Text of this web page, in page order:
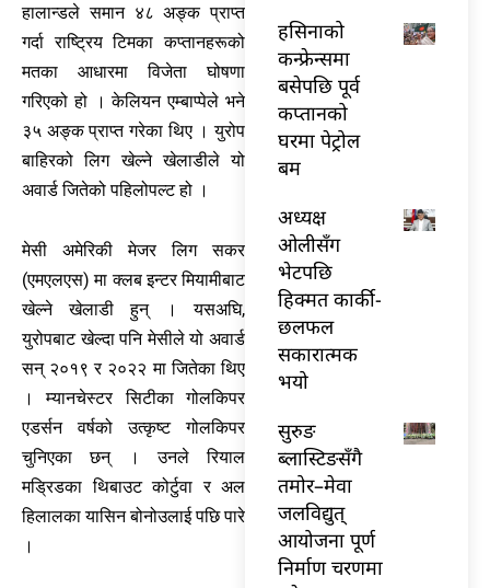
हालान्डले समान ४८ अङ्क प्राप्त
गर्दा राष्ट्रिय टिमका कप्तानहरूको
मतका आधारमा विजेता घोषणा
गरिएको हो । केलियन एम्बाप्पेले भने
३५ अङ्क प्राप्त गरेका थिए । युरोप
बाहिरको लिग खेल्ने खेलाडीले यो
अवार्ड जितेको पहिलोपल्ट हो ।
मेसी अमेरिकी मेजर लिग सकर
(एमएलएस) मा क्लब इन्टर मियामीबाट
खेल्ने खेलाडी हुन् । यसअघि,
युरोपबाट खेल्दा पनि मेसीले यो अवार्ड
सन् २०१९ र २०२२ मा जितेका थिए
। म्यानचेस्टर सिटीका गोलकिपर
एडर्सन वर्षको उत्कृष्ट गोलकिपर
चुनिएका छन् । उनले रियाल
मड्रिडका थिबाउट कोर्टुवा र अल
हिलालका यासिन बोनोउलाई पछि पारे
।
हसिनाको
कन्फ्रेन्समा
बसेपछि पूर्व
कप्तानको
घरमा पेट्रोल
बम
अध्यक्ष
ओलीसँग
भेटपछि
हिक्मत कार्की-
छलफल
सकारात्मक
भयो
सुरुङ
ब्लास्टिङसँगै
तमोर–मेवा
जलविद्युत्
आयोजना पूर्ण
निर्माण चरणमा